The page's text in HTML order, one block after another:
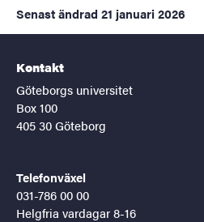
Senast ändrad 21 januari 2026
Kontakt
Göteborgs universitet
Box 100
405 30 Göteborg
Telefonväxel
031-786 00 00
Helgfria vardagar 8-16